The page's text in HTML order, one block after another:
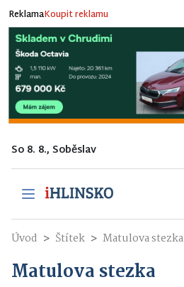
ReklamaKoupit reklamu
So 8. 8., Soběslav
Úvod Štítek Matulova stezka
Matulova stezka